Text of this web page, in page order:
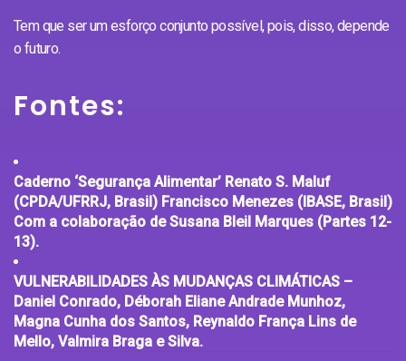
Tem que ser um esforço conjunto possível, pois, disso, depende
o futuro.
Fontes:
Caderno ‘Segurança Alimentar’ Renato S. Maluf
(CPDA/UFRRJ, Brasil) Francisco Menezes (IBASE, Brasil)
Com a colaboração de Susana Bleil Marques (Partes 12-
13).
VULNERABILIDADES ÀS MUDANÇAS CLIMÁTICAS –
Daniel Conrado, Déborah Eliane Andrade Munhoz,
Magna Cunha dos Santos, Reynaldo França Lins de
Mello, Valmira Braga e Silva.